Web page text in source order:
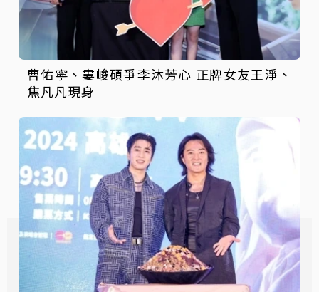
曹佑寧、婁峻碩爭李沐芳心 正牌女友王淨、
焦凡凡現身